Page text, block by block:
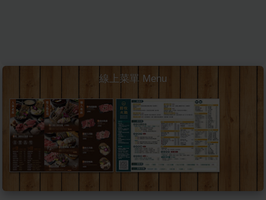
線上菜單 Menu